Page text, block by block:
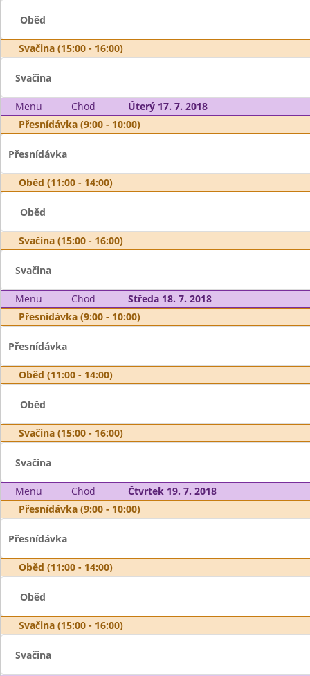
Oběd
Svačina (15:00 - 16:00)
Svačina
Menu Chod
Úterý 17. 7. 2018
Přesnídávka (9:00 - 10:00)
Přesnídávka
Oběd (11:00 - 14:00)
Oběd
Svačina (15:00 - 16:00)
Svačina
Menu Chod
Středa 18. 7. 2018
Přesnídávka (9:00 - 10:00)
Přesnídávka
Oběd (11:00 - 14:00)
Oběd
Svačina (15:00 - 16:00)
Svačina
Menu Chod
Čtvrtek 19. 7. 2018
Přesnídávka (9:00 - 10:00)
Přesnídávka
Oběd (11:00 - 14:00)
Oběd
Svačina (15:00 - 16:00)
Svačina